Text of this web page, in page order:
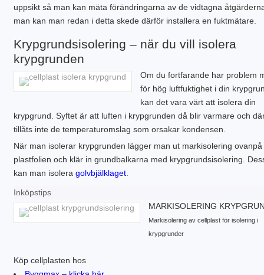
uppsikt så man kan mäta förändringarna av de vidtagna
man kan man redan i detta skede därför installera en fuktmätare.
Krypgrundsisolering – när du vill isolera
krypgrunden
Om du fortfarande har problem
för hög luftfuktighet i din
kan det vara värt att isolera din
krypgrund. Syftet är att luften i krypgrunden då blir varmare och
tillåts inte de temperaturomslag som orsakar kondensen.
När man isolerar krypgrunden lägger man ut markisolering ovanpå
plastfolien och klär in grundbalkarna med krypgrundsisolering.
kan man isolera golvbjälklaget
Inköpstips
MARKISOLERING
Markisolering av cellplast för isolering i
krypgrunder
Köp cellplasten hos